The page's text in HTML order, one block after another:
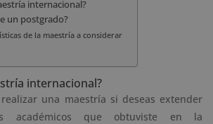
internacional?
un postgrado?
de la maestría a considerar
internacional?
una maestría si deseas extender
académicos que obtuviste en la